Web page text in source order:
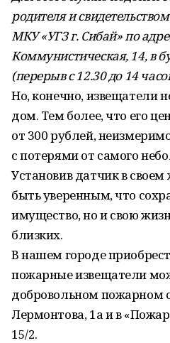
родителя и
МКУ «УГЗ г. Сибай» по
Коммунистическая, 14, в
(перерыв с 12.30 до 14
Но, конечно, извещатели
дом. Тем более, что его
от 300 рублей,
с потерями от самого
Установив датчик в
быть уверенным, что
имущество, но и свою
близких.
В нашем городе
пожарные извещатели
добровольном пожарном
Лермонтова, 1а и в
15/2.